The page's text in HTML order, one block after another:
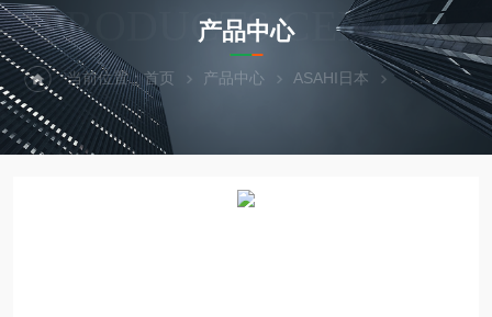
PRODUCTS CENTER
产品中心
当前位置：首页 产品中心 ASAHI日本 热门现货-北